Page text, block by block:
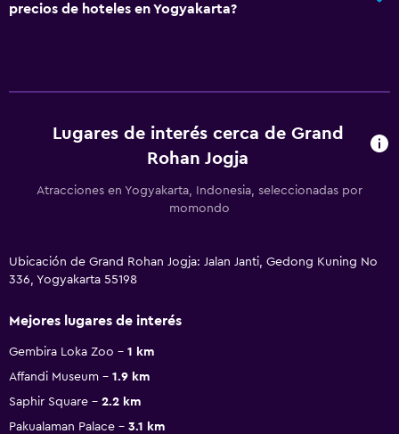
precios de hoteles en Yogyakarta?
Lugares de interés cerca de Grand
Rohan Jogja
Atracciones en Yogyakarta, Indonesia, seleccionadas por
momondo
Ubicación de Grand Rohan Jogja: Jalan Janti, Gedong Kuning No
336, Yogyakarta 55198
Mejores lugares de interés
Gembira Loka Zoo
1 km
Affandi Museum
1.9 km
Saphir Square
2.2 km
Pakualaman Palace
3.1 km